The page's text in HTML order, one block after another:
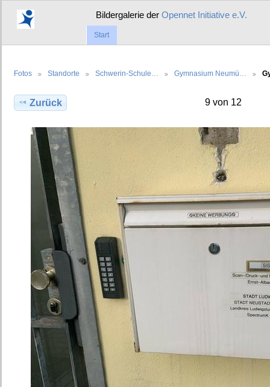
Bildergalerie derOpennet Initiative e.V.
Start
Fotos Standorte Schwerin-Schule… Gymnasium Neumü…
Zurück 9 von 12